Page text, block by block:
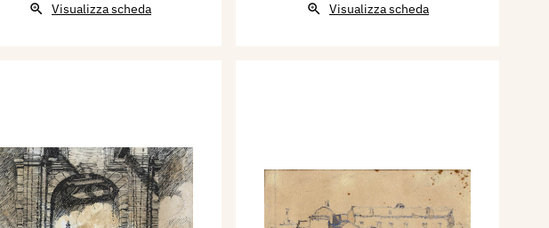
Visualizza scheda Visualizza scheda